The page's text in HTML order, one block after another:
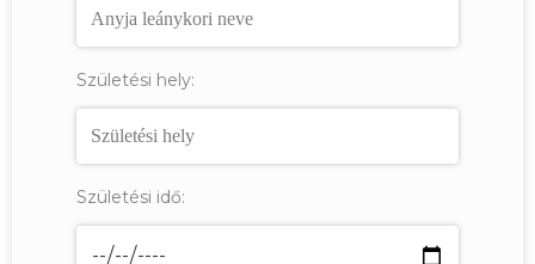
Születési hely:
Születési idő: